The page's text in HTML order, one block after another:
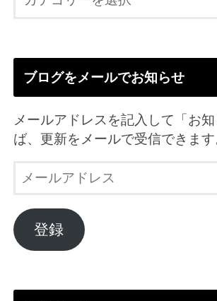
ブログをメールでお知らせ
メールアドレスを記入して「お
ば、更新をメールで受信できます
ル
ア
ド
登録